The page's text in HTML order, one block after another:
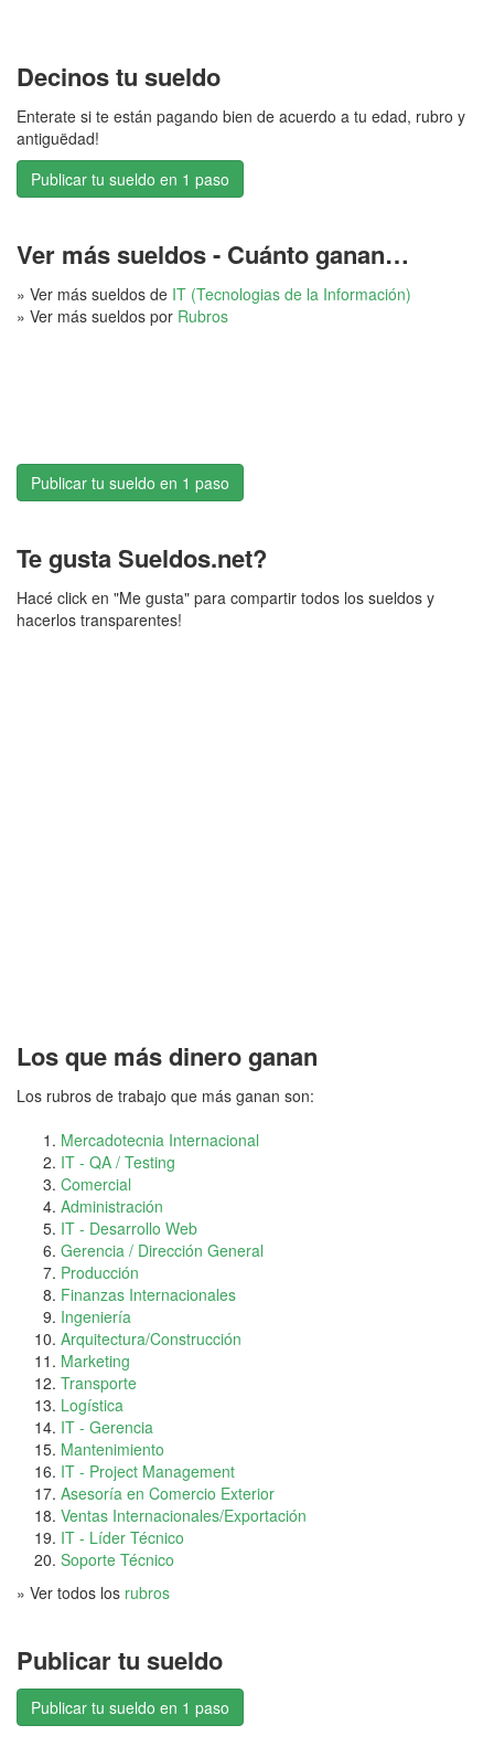
Decinos tu sueldo
Enterate si te están pagando bien de acuerdo a tu edad, rubro y
antiguëdad!
Publicar tu sueldo en 1 paso
Ver más sueldos - Cuánto ganan…
» Ver más sueldos de IT (Tecnologias de la Información)
» Ver más sueldos por Rubros
Publicar tu sueldo en 1 paso
Te gusta Sueldos.net?
Hacé click en "Me gusta" para compartir todos los sueldos y
hacerlos transparentes!
Los que más dinero ganan
Los rubros de trabajo que más ganan son:
Mercadotecnia Internacional
IT - QA / Testing
Comercial
Administración
IT - Desarrollo Web
Gerencia / Dirección General
Producción
Finanzas Internacionales
Ingeniería
Arquitectura/Construcción
Marketing
Transporte
Logística
IT - Gerencia
Mantenimiento
IT - Project Management
Asesoría en Comercio Exterior
Ventas Internacionales/Exportación
IT - Líder Técnico
Soporte Técnico
» Ver todos los rubros
Publicar tu sueldo
Publicar tu sueldo en 1 paso